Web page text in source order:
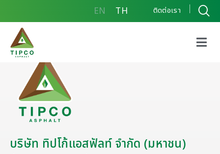
EN TH ติดต่อเรา
บริษัท ทิปโก้แอสฟัลท์ จำกัด (มหาชน)